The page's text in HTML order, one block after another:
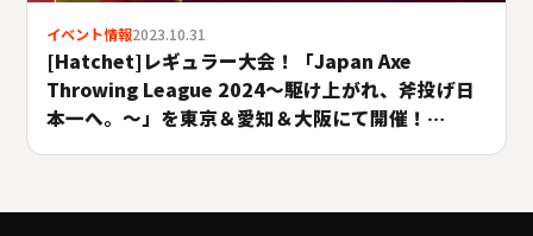
イベント情報2023.10.31
[Hatchet]レギュラー大会！「Japan Axe
Throwing League 2024〜駆け上がれ、斧投げ日
本一へ。〜」を東京＆愛知＆大阪にて開催！